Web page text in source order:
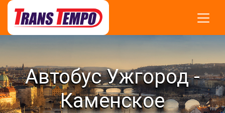
Автобус Ужгород -
Каменское